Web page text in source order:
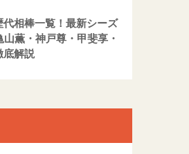
代相棒一覧！最新シーズ
山薫・神戸尊・甲斐享・
底解説